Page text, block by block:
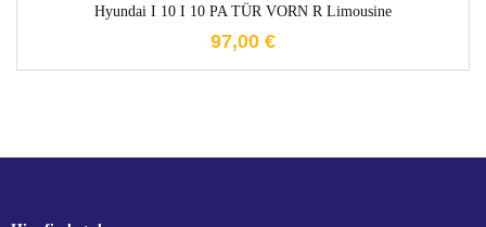
Hyundai I 10 I 10 PA TÜR VORN R Limousine
97,00 €